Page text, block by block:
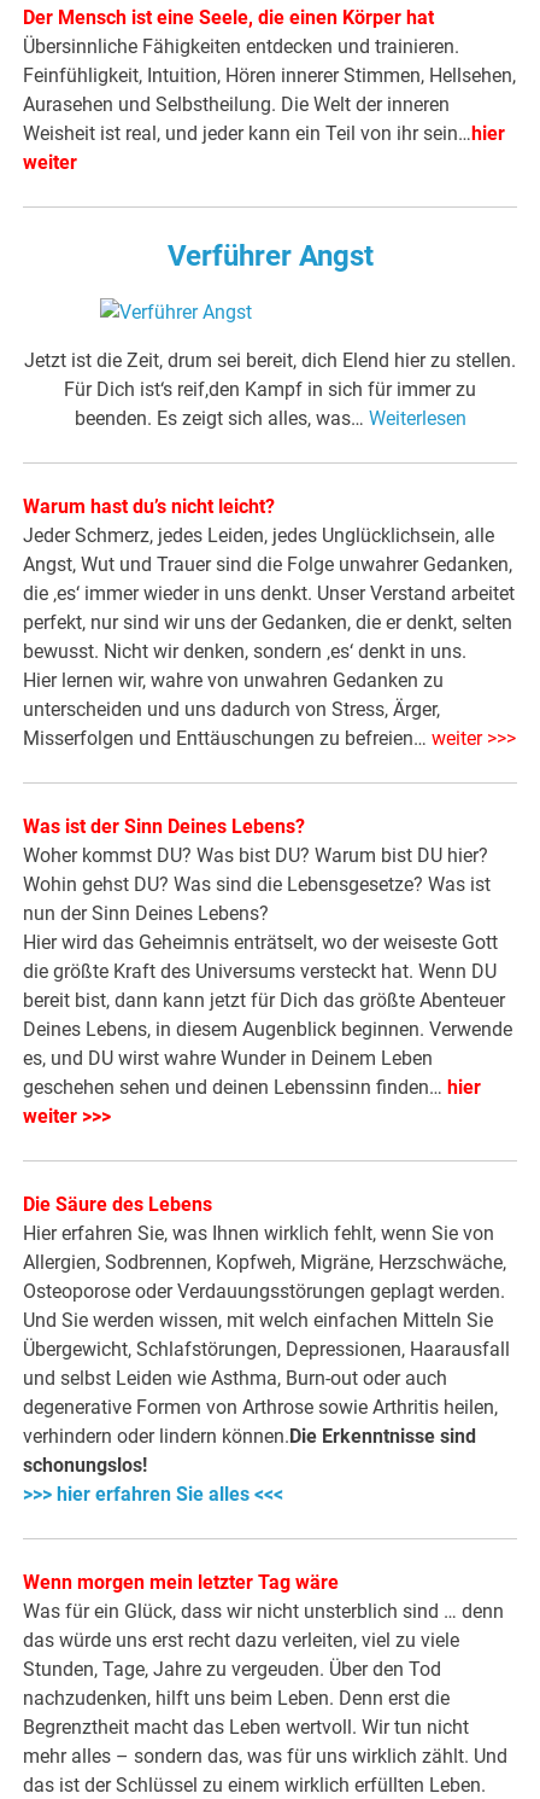
Der Mensch ist eine Seele, die einen Körper hat
Übersinnliche Fähigkeiten entdecken und trainieren.
Feinfühligkeit, Intuition, Hören innerer Stimmen, Hellsehen,
Aurasehen und Selbstheilung. Die Welt der inneren
Weisheit ist real, und jeder kann ein Teil von ihr sein… hier
weiter
Verführer Angst
Jetzt ist die Zeit, drum sei bereit, dich Elend hier zu stellen.
Für Dich ist‘s reif,den Kampf in sich für immer zu
beenden. Es zeigt sich alles, was… Weiterlesen
Warum hast du’s nicht leicht?
Jeder Schmerz, jedes Leiden, jedes Unglücklichsein, alle
Angst, Wut und Trauer sind die Folge unwahrer Gedanken,
die ‚es‘ immer wieder in uns denkt. Unser Verstand arbeitet
perfekt, nur sind wir uns der Gedanken, die er denkt, selten
bewusst. Nicht wir denken, sondern ‚es‘ denkt in uns.
Hier lernen wir, wahre von unwahren Gedanken zu
unterscheiden und uns dadurch von Stress, Ärger,
Misserfolgen und Enttäuschungen zu befreien…weiter >>>
Was ist der Sinn Deines Lebens?
Woher kommst DU? Was bist DU? Warum bist DU hier?
Wohin gehst DU? Was sind die Lebensgesetze? Was ist
nun der Sinn Deines Lebens?
Hier wird das Geheimnis enträtselt, wo der weiseste Gott
die größte Kraft des Universums versteckt hat. Wenn DU
bereit bist, dann kann jetzt für Dich das größte Abenteuer
Deines Lebens, in diesem Augenblick beginnen. Verwende
es, und DU wirst wahre Wunder in Deinem Leben
geschehen sehen und deinen Lebenssinn finden… hier
weiter >>>
Die Säure des Lebens
Hier erfahren Sie, was Ihnen wirklich fehlt, wenn Sie von
Allergien, Sodbrennen, Kopfweh, Migräne, Herzschwäche,
Osteoporose oder Verdauungsstörungen geplagt werden.
Und Sie werden wissen, mit welch einfachen Mitteln Sie
Übergewicht, Schlafstörungen, Depressionen, Haarausfall
und selbst Leiden wie Asthma, Burn-out oder auch
degenerative Formen von Arthrose sowie Arthritis heilen,
verhindern oder lindern können. Die Erkenntnisse sind
schonungslos!
>>> hier erfahren Sie alles <<<
Wenn morgen mein letzter Tag wäre
Was für ein Glück, dass wir nicht unsterblich sind … denn
das würde uns erst recht dazu verleiten, viel zu viele
Stunden, Tage, Jahre zu vergeuden. Über den Tod
nachzudenken, hilft uns beim Leben. Denn erst die
Begrenztheit macht das Leben wertvoll. Wir tun nicht
mehr alles – sondern das, was für uns wirklich zählt. Und
das ist der Schlüssel zu einem wirklich erfüllten Leben.